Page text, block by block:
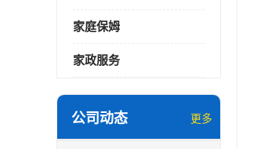
家庭保姆
家政服务
公司动态 更多